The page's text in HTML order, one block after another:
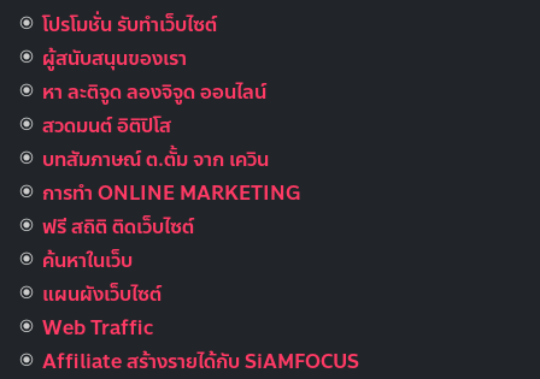
โปรโมชั่น รับทำเว็บไซต์
ผู้สนับสนุนของเรา
หา ละติจูด ลองจิจูด ออนไลน์
สวดมนต์ อิติปิโส
บทสัมภาษณ์ ต.ตั้ม จาก เควิน
การทำ ONLINE MARKETING
ฟรี สถิติ ติดเว็บไซต์
ค้นหาในเว็บ
แผนผังเว็บไซต์
Web Traffic
Affiliate สร้างรายได้กับ SiAMFOCUS